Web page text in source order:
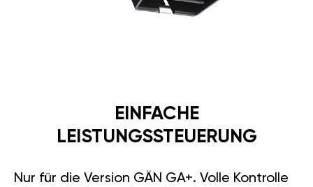
EINFACHE
LEISTUNGSSTEUERUNG
Nur für die Version GÄN GA+. Volle Kontrolle